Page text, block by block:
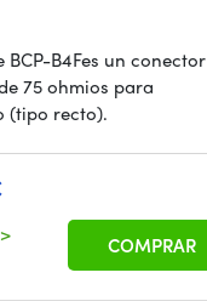
BCP-B4Fes un conector
75 ohmios para
(tipo recto).
>
COMPRAR